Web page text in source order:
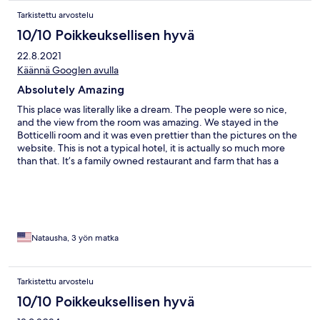
Tarkistettu arvostelu
10/10 Poikkeuksellisen hyvä
22.8.2021
Käännä Googlen avulla
Absolutely Amazing
This place was literally like a dream. The people were so nice,
and the view from the room was amazing. We stayed in the
Botticelli room and it was even prettier than the pictures on the
website. This is not a typical hotel, it is actually so much more
than that. It’s a family owned restaurant and farm that has a
mornings, you will have breakfast in the outdoor restaurant area.
how the restaurant works, as “Mama” is probably already
preparing for the evening guests and meal. They brought so
Truly, it felt like we were honored guests, and the cappuccino
Natausha, 3 yön matka
Tarkistettu arvostelu
10/10 Poikkeuksellisen hyvä